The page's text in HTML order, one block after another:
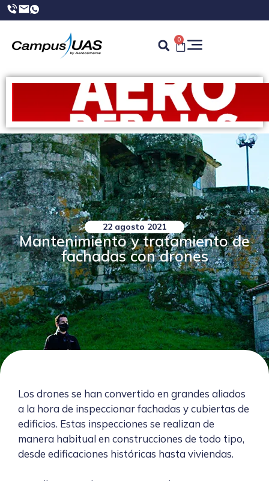
0
22 agosto 2021
Mantenimiento y tratamiento de
fachadas con drones
Los drones se han convertido en grandes aliados
a la hora de inspeccionar fachadas y cubiertas de
edificios. Estas inspecciones se realizan de
manera habitual en construcciones de todo tipo,
desde edificaciones históricas hasta viviendas.